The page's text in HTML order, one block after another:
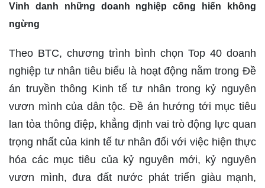
Vinh danh những doanh nghiệp cống hiến không
ngừng
Theo BTC, chương trình bình chọn Top 40 doanh
nghiệp tư nhân tiêu biểu là hoạt động nằm trong Đề
án truyền thông Kinh tế tư nhân trong kỷ nguyên
vươn mình của dân tộc. Đề án hướng tới mục tiêu
lan tỏa thông điệp, khẳng định vai trò động lực quan
trọng nhất của kinh tế tư nhân đối với việc hiện thực
hóa các mục tiêu của kỷ nguyên mới, kỷ nguyên
vươn mình, đưa đất nước phát triển giàu mạnh,